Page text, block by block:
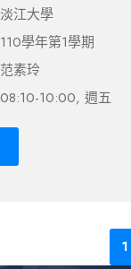
淡江大學
110學年第1學期
范素玲
08:10-10:00, 週五
1